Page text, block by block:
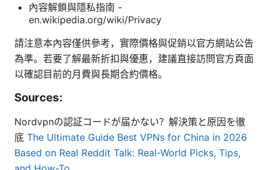
內容解鎖與隱私指南 -
en.wikipedia.org/wiki/Privacy
請注意本內容僅供參考，實際價格與促銷以官方網站公告
為準。若要了解最新折扣與優惠，建議直接訪問官方頁面
以確認目前的月費與長期合約價格。
Sources:
Nordvpnの認証コードが届かない？解決策と原因を徹
底 The Ultimate Guide Best VPNs for China in 2026
Based on Real Reddit Talk: Real-World Picks, Tips,